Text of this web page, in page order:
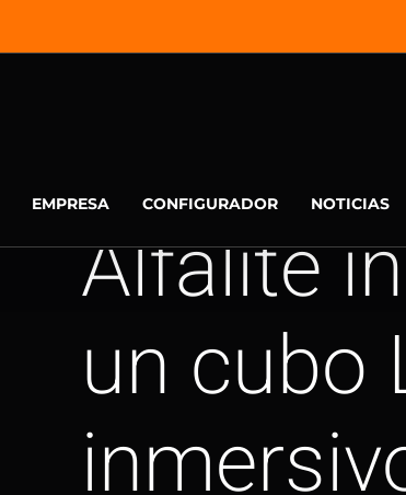
EMPRESA CONFIGURADOR NOTICIAS
Alfalite
un cubo